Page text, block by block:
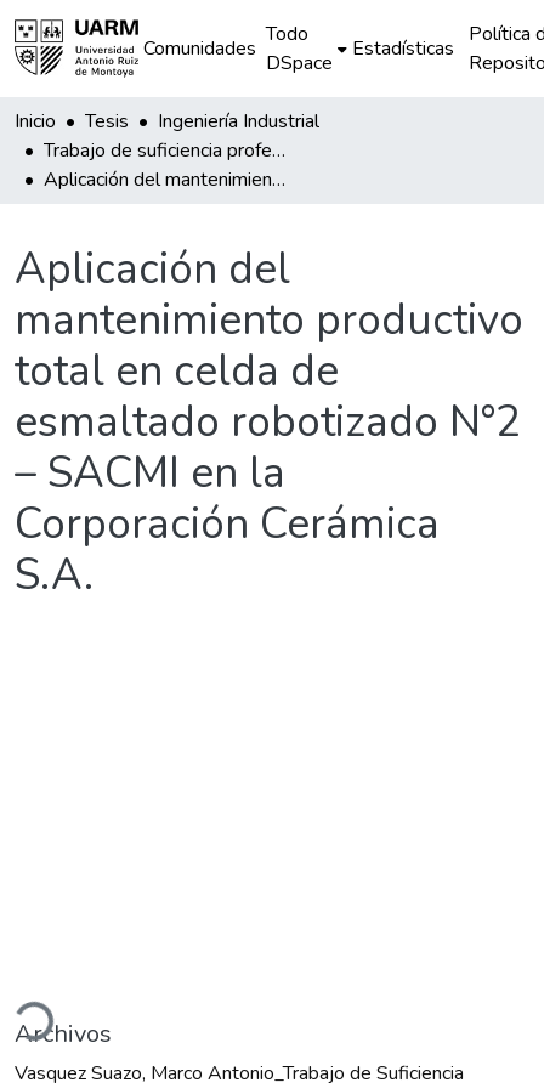
Comunidades
Todo
DSpace
Estadísticas
Política
Inicio Tesis
Ingeniería Industrial
Trabajo de suficiencia profesional
Aplicación del mantenimiento productivo total en celda de esmaltado robotizado N°2 – SACMI en la Corporación Cerámica S.A.
Aplicación del
mantenimiento productivo
total en celda de
esmaltado robotizado N°2
– SACMI en la
Corporación Cerámica
S.A.
Cargando...
Archivos
Vasquez Suazo, Marco Antonio_Trabajo de Suficiencia